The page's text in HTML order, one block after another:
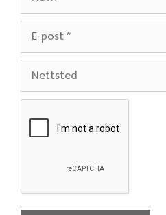
post
Nettsted